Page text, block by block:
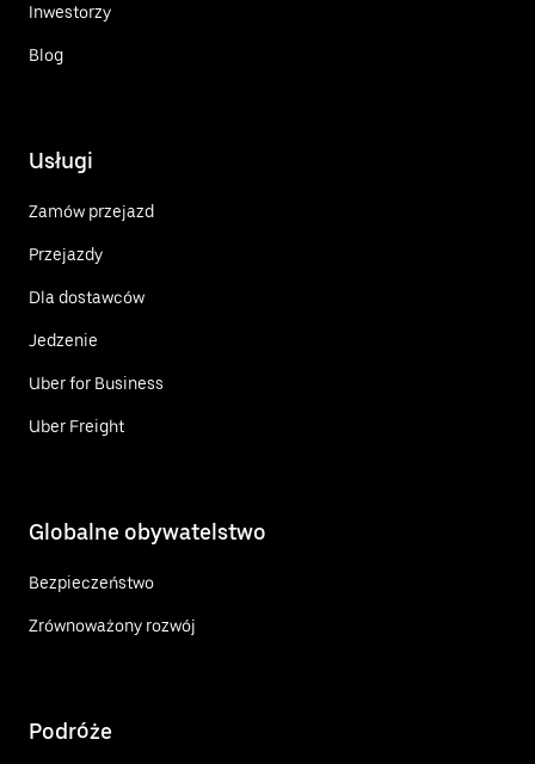
Inwestorzy
Blog
Usługi
Zamów przejazd
Przejazdy
Dla dostawców
Jedzenie
Uber for Business
Uber Freight
Globalne obywatelstwo
Bezpieczeństwo
Zrównoważony rozwój
Podróże